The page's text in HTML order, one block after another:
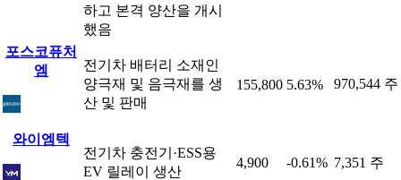
하고 본격 양산을 개시
했음
포스코퓨처
엠
전기차 배터리 소재인
양극재 및 음극재를 생
산 및 판매
155,800 5.63% 970,544 주
와이엠텍
전기차 충전기·ESS용
EV 릴레이 생산
4,900 -0.61% 7,351 주